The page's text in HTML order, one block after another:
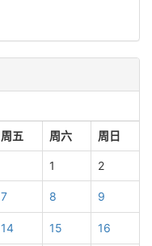
周五 周六 周日
1 2
7 8 9
14 15 16